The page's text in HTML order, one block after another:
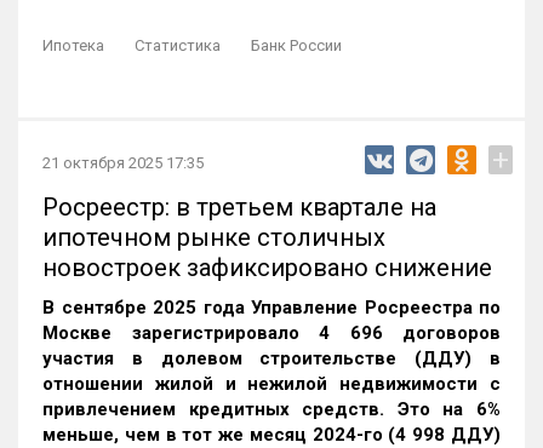
Ипотека Статистика Банк России
21 октября 2025 17:35 +
Росреестр: в третьем квартале на
ипотечном рынке столичных
новостроек зафиксировано снижение
В сентябре 2025 года Управление Росреестра по
Москве зарегистрировало 4 696 договоров
участия в долевом строительстве (ДДУ) в
отношении жилой и нежилой недвижимости с
привлечением кредитных средств. Это на 6%
меньше, чем в тот же месяц 2024-го (4 998 ДДУ)